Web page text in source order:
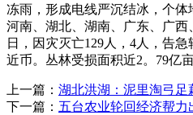
冻雨，形成电线严沉结冰，个体
河南、湖北、湖南、广东、广
日，因灾灭亡129人，4人，告
近币。丛林受损面积近2。79亿
上一篇： 湖北洪湖：泥里淘弓足
下一篇： 五台农业轮回经济帮力